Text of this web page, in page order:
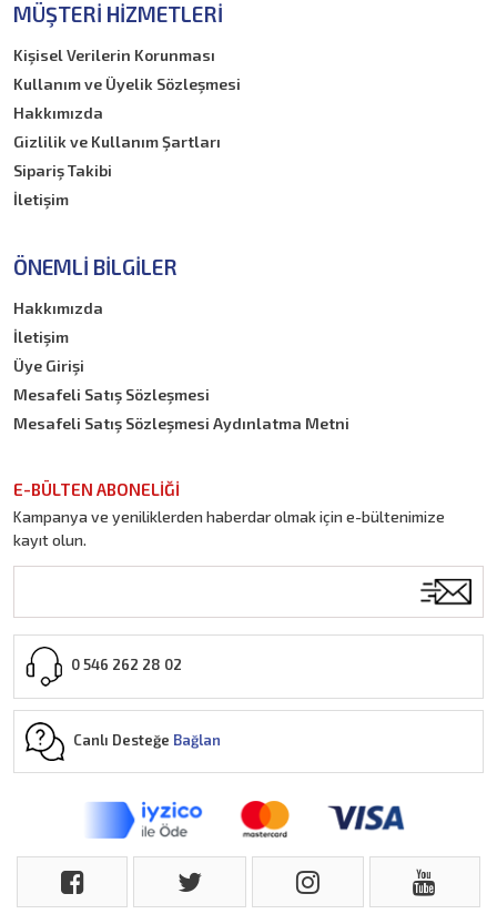
MÜŞTERI HIZMETLERI
Kişisel Verilerin Korunması
Kullanım ve Üyelik Sözleşmesi
Hakkımızda
Gizlilik ve Kullanım Şartları
Sipariş Takibi
İletişim
ÖNEMLI BILGILER
Hakkımızda
İletişim
Üye Girişi
Mesafeli Satış Sözleşmesi
Mesafeli Satış Sözleşmesi Aydınlatma Metni
E-BÜLTEN ABONELİĞİ
Kampanya ve yeniliklerden haberdar olmak için e-bültenimize
kayıt olun.
0 546 262 28 02
Canlı Desteğe Bağlan